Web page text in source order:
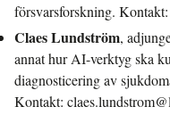
försvarsforskning.
Claes Lundström,
annat hur AI-verktyg ska
diagnosticering av
Kontakt: